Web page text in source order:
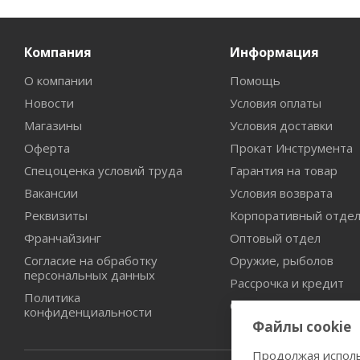
Компания
О компании
Новости
Магазины
Оферта
Спецоценка условий труда
Вакансии
Реквизиты
Франчайзинг
Согласие на обработку
персональных данных
Политика
конфиденциальности
Информация
Помощь
Условия оплаты
Условия доставки
Прокат Инструмента
Гарантия на товар
Условия возврата
Корпоративный отдел
Оптовый отдел
Оружие, рыболов
Рассрочка и кредит
Сертификаты
Файлы cookie
Продолжая